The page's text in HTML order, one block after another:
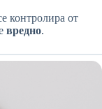
контролира от
вредно.